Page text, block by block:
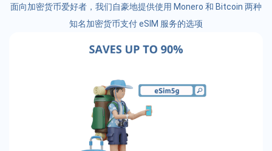
面向加密货币爱好者，我们自豪地提供使用 Monero 和 Bitcoin 两种
知名加密货币支付 eSIM 服务的选项